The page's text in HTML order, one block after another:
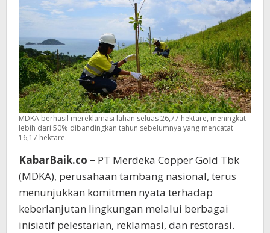
MDKA berhasil mereklamasi lahan seluas 26,77 hektare, meningkat
lebih dari 50% dibandingkan tahun sebelumnya yang mencatat
16,17 hektare.
KabarBaik.co – PT Merdeka Copper Gold Tbk
(MDKA), perusahaan tambang nasional, terus
menunjukkan komitmen nyata terhadap
keberlanjutan lingkungan melalui berbagai
inisiatif pelestarian, reklamasi, dan restorasi.